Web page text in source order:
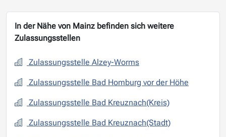
In der Nähe von Mainz befinden sich weitere
Zulassungsstellen
Zulassungsstelle Alzey-Worms
Zulassungsstelle Bad Homburg vor der Höhe
Zulassungsstelle Bad Kreuznach(Kreis)
Zulassungsstelle Bad Kreuznach(Stadt)